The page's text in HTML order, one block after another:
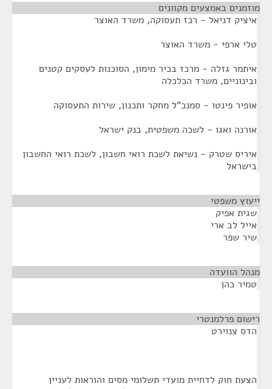
מוזמנים באמצעים מקוונים
איציק דניאל - רכז תעסוקה, משרד האוצר
טלי ארפי - משרד האוצר
איתמר גזלה - מרכז בכיר מימון, הסוכנות לעסקים קטנים
ובינוניים, משרד הכלכלה
אופיר פינטו - סמנכ"ל מחקר ותכנון, שירות התעסוקה
אורנה ואגו - לשכה משפטית, בנק ישראל
איריס שטרק - נשיאת לשכת רואי חשבון, לשכת רואי החשבון
בישראל
ייעוץ משפטי
שגית אפיק
אייל לב ארי
שיר שפר
מנהל הוועדה
טמיר כהן
רישום פרלמנטרי
הדס צנוירט
הצעת חוק לדחיית מועדי תשלומי מסים והוראות לעניין